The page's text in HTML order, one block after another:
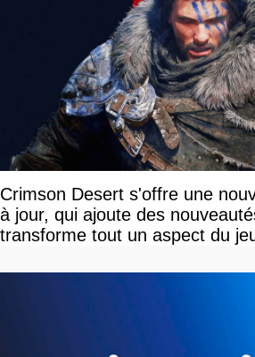
Crimson Desert s'offre une
à jour, qui ajoute des
transforme tout un aspect du